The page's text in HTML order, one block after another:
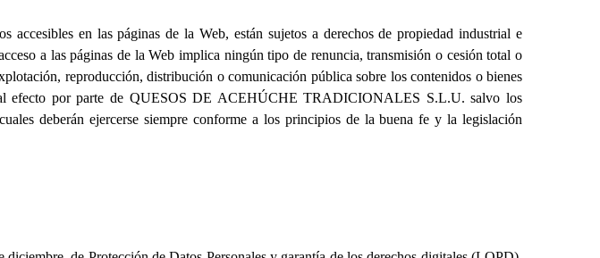
en las páginas de la Web, están sujetos a derechos de propiedad industrial e
a las páginas de la Web implica ningún tipo de renuncia, transmisión o cesión total o
reproducción, distribución o comunicación pública sobre los contenidos o bienes
efecto por parte de QUESOS DE ACEHÚCHE TRADICIONALES S.L.U. salvo los
deberán ejercerse siempre conforme a los principios de la buena fe y la legislación